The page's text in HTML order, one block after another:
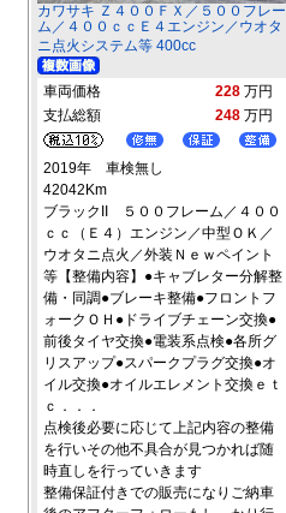
カワサキ Ｚ４００ＦＸ／５００フレー
ム／４００ｃｃＥ４エンジン／ウオタ
ニ点火システム等 400cc
車両価格 228 万円
支払総額
248 万円
2019年 車検無し
42042Km
ブラックII ５００フレーム／４００
ｃｃ（Ｅ４）エンジン／中型ＯＫ／
ウオタニ点火／外装Ｎｅｗペイント
等【整備内容】●キャブレター分解整
備・同調●ブレーキ整備●フロントフ
ォークＯＨ●ドライブチェーン交換●
前後タイヤ交換●電装系点検●各所グ
リスアップ●スパークプラグ交換●オ
イル交換●オイルエレメント交換ｅｔ
ｃ．．．
点検後必要に応じて上記内容の整備
を行いその他不具合が見つかれば随
時直しを行っていきます
整備保証付きでの販売になりご納車